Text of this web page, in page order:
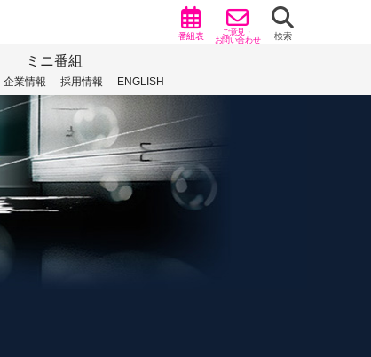
番組表 ご意見・
お問い合わせ 検索
ミニ番組
企業情報 採用情報 ENGLISH